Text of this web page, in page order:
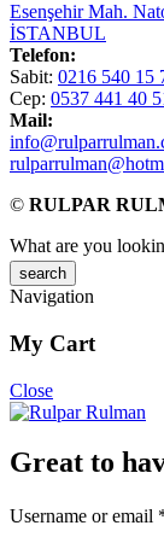
Esenşehir Mah.
İSTANBUL
Telefon:
Sabit: 0216 540 15
Cep: 0537 441 40
Mail:
© RULPAR
What are you
Navigation
My Cart
Close
Great to
Username or email